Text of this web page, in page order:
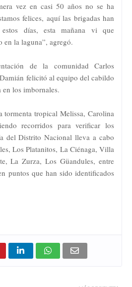
vez en casi 50 años no se ha
felices, aquí las brigadas han
días, esta mañana vi que
en la laguna”, agregó.
de la comunidad Carlos
felicitó al equipo del cabildo
los imbornales.
tormenta tropical Melissa, Carolina
recorridos para verificar los
del Distrito Nacional lleva a cabo
Los Platanitos, La Ciénaga, Villa
La Zurza, Los Güandules, entre
puntos que han sido identificados